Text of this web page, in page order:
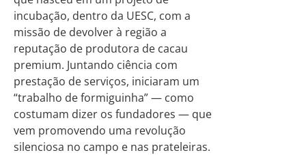
incubação, dentro da UESC, com a
missão de devolver à região a
reputação de produtora de cacau
premium. Juntando ciência com
prestação de serviços, iniciaram um
“trabalho de formiguinha” — como
costumam dizer os fundadores — que
vem promovendo uma revolução
silenciosa no campo e nas prateleiras.